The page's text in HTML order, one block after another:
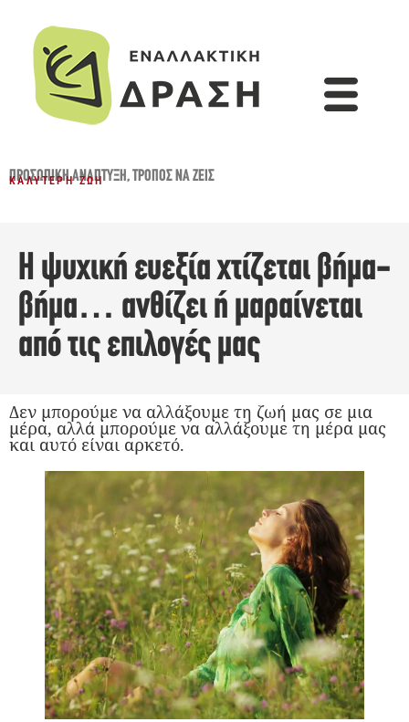
ΠΡΟΣΩΠΙΚΉ ΑΝΆΠΤΥΞΗ,ΤΡΌΠΟΣ ΝΑ ΖΕΙΣ
ΚΑΛΎΤΕΡΗ ΖΩΉ
Η ψυχική ευεξία χτίζεται βήμα-
βήμα… ανθίζει ή μαραίνεται
από τις επιλογές μας
Δεν μπορούμε να αλλάξουμε τη ζωή μας σε μια
μέρα, αλλά μπορούμε να αλλάξουμε τη μέρα μας
και αυτό είναι αρκετό.